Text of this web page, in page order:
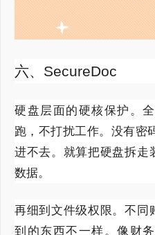
六、SecureDoc
硬盘层面的硬核保护。
跑，不打扰工作。没有密
进不去。就算把硬盘拆走
数据。
再细到文件级权限。不同
到的东西不一样。像财